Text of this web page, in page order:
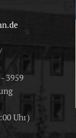
3959
Uhr)